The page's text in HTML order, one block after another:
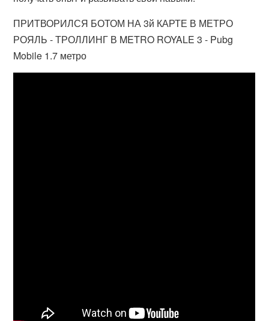
ПРИТВОРИЛСЯ БОТОМ НА 3й КАРТЕ В МЕТРО
РОЯЛЬ - ТРОЛЛИНГ В METRO ROYALE 3 - Pubg
Mobile 1.7 метро